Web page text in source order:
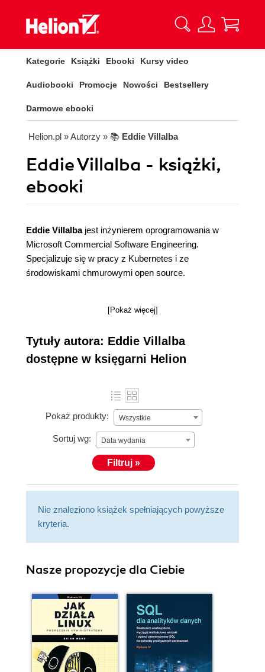
Kategorie Książki Ebooki Kursy video
Audiobooki Promocje Nowości Bestsellery
Darmowe ebooki
Helion.pl » Autorzy » 📚 Eddie Villalba
Eddie Villalba - książki,
ebooki
Eddie Villalbajest inżynierem oprogramowania w
Microsoft Commercial Software Engineering.
Specjalizuje się w pracy z Kubernetes i ze
środowiskami chmurowymi open source.
[Pokaż więcej]
Tytuły autora: Eddie Villalba
dostępne w księgarni Helion
Pokaż produkty: Wszystkie
Sortuj wg: Data wydania
Filtruj »
Nie znaleziono książek spełniających powyższe
kryteria.
Nasze propozycje dla Ciebie